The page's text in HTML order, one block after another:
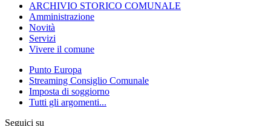
ARCHIVIO STORICO COMUNALE
Amministrazione
Novità
Servizi
Vivere il comune
Punto Europa
Streaming Consiglio Comunale
Imposta di soggiorno
Tutti gli argomenti...
Seguici su